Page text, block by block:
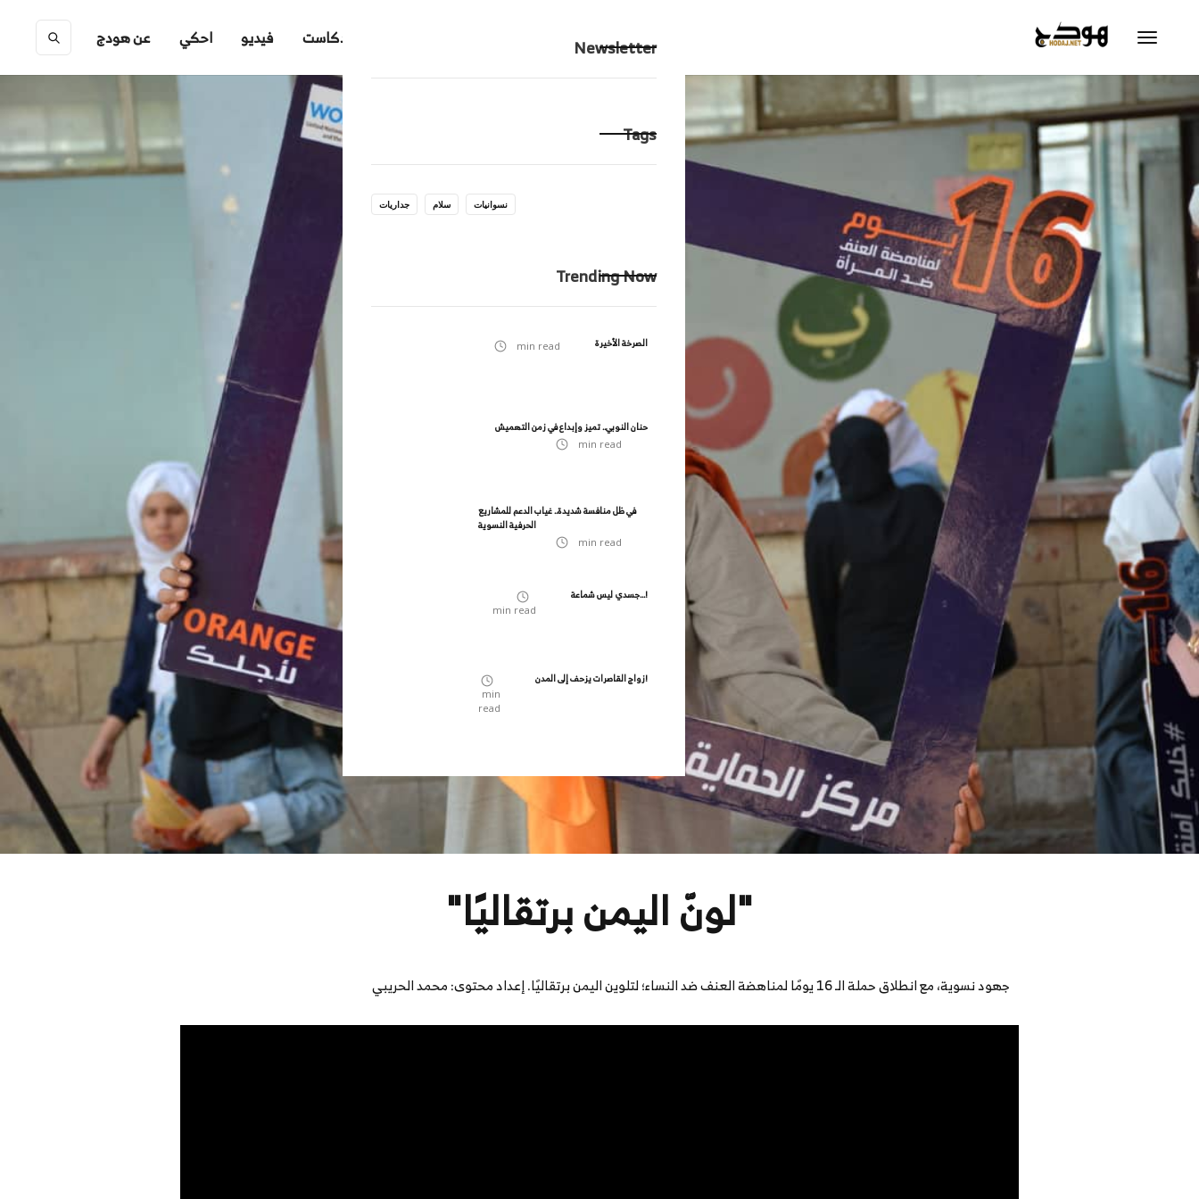
عن هودج احكي فيديو بودكاست Newsletter
Tags
جداريات سلام نسوانيات
Trending Now
الصرخة الأخيرة min read
حنان النوبي.. تميز وإبداع في زمن التهميش
min read
في ظل منافسة شديدة.. غياب الدعم للمشاريع
الحرفية النسوية
min read
جسدي ليس شماعة...!
min read
زواج القاصرات يزحف إلى المدن!
min
read
"لونّ اليمن برتقاليًا"
جهود نسوية، مع انطلاق حملة الـ 16 يومًا لمناهضة العنف ضد النساء؛ لتلوين اليمن برتقاليًا. إعداد محتوى: محمد الحريبي